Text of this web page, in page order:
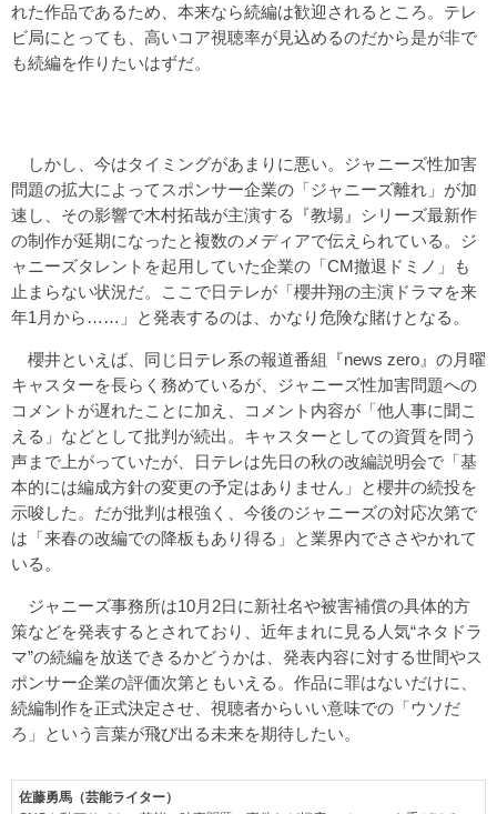
れた作品であるため、本来なら続編は歓迎されるところ。テレ
ビ局にとっても、高いコア視聴率が見込めるのだから是が非で
も続編を作りたいはずだ。
しかし、今はタイミングがあまりに悪い。ジャニーズ性加害
問題の拡大によってスポンサー企業の「ジャニーズ離れ」が加
速し、その影響で木村拓哉が主演する『教場』シリーズ最新作
の制作が延期になったと複数のメディアで伝えられている。ジ
ャニーズタレントを起用していた企業の「CM撤退ドミノ」も
止まらない状況だ。ここで日テレが「櫻井翔の主演ドラマを来
年1月から……」と発表するのは、かなり危険な賭けとなる。
櫻井といえば、同じ日テレ系の報道番組『news zero』の月曜
キャスターを長らく務めているが、ジャニーズ性加害問題への
コメントが遅れたことに加え、コメント内容が「他人事に聞こ
える」などとして批判が続出。キャスターとしての資質を問う
声まで上がっていたが、日テレは先日の秋の改編説明会で「基
本的には編成方針の変更の予定はありません」と櫻井の続投を
示唆した。だが批判は根強く、今後のジャニーズの対応次第で
は「来春の改編での降板もあり得る」と業界内でささやかれて
いる。
ジャニーズ事務所は10月2日に新社名や被害補償の具体的方
策などを発表するとされており、近年まれに見る人気“ネタドラ
マ”の続編を放送できるかどうかは、発表内容に対する世間やス
ポンサー企業の評価次第ともいえる。作品に罪はないだけに、
続編制作を正式決定させ、視聴者からいい意味での「ウソだ
ろ」という言葉が飛び出る未来を期待したい。
佐藤勇馬（芸能ライター）